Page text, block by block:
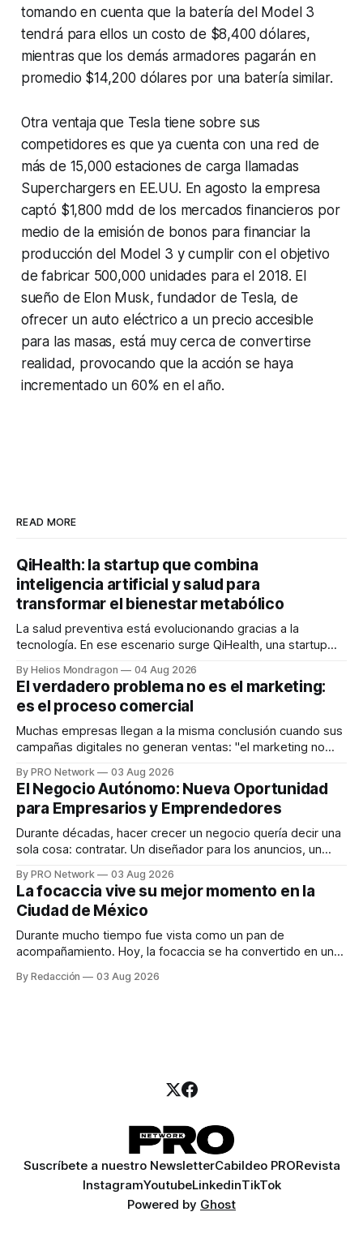
tomando en cuenta que la batería del Model 3
tendrá para ellos un costo de $8,400 dólares,
mientras que los demás armadores pagarán en
promedio $14,200 dólares por una batería similar.
Otra ventaja que Tesla tiene sobre sus
competidores es que ya cuenta con una red de
más de 15,000 estaciones de carga llamadas
Superchargers en EE.UU. En agosto la empresa
captó $1,800 mdd de los mercados financieros por
medio de la emisión de bonos para financiar la
producción del Model 3 y cumplir con el objetivo
de fabricar 500,000 unidades para el 2018. El
sueño de Elon Musk, fundador de Tesla, de
ofrecer un auto eléctrico a un precio accesible
para las masas, está muy cerca de convertirse
realidad, provocando que la acción se haya
incrementado un 60% en el año.
READ MORE
QiHealth: la startup que combina
inteligencia artificial y salud para
transformar el bienestar metabólico
La salud preventiva está evolucionando gracias a la
tecnología. En ese escenario surge QiHealth, una startup
dispositivos inteligentes, inteligencia artificial y monitoreo
en tiempo real para ayudar a las personas a tomar mejores
decisiones sobre su salud metabólica. Su propuesta busca
responder
By Helios Mondragon 04 Aug 2026
El verdadero problema no es el marketing:
es el proceso comercial
Muchas empresas llegan a la misma conclusión cuando sus
campañas digitales no generan ventas: "el marketing no
INTERIUS, el problema suele estar en otro lugar. Durante
una entrevista para el podcast SER PRO, el especialista en
marketing digital explicó que
By PRO Network 03 Aug 2026
El Negocio Autónomo: Nueva Oportunidad
para Empresarios y Emprendedores
Durante décadas, hacer crecer un negocio quería decir una
sola cosa: contratar. Un diseñador para los anuncios, un
para los textos, alguien que supiera de publicidad digital
para encontrar prospectos, un vendedor para atender
llamadas y mensajes, y —con suerte— una persona
By PRO Network 03 Aug 2026
La focaccia vive su mejor momento en la
Ciudad de México
Durante mucho tiempo fue vista como un pan de
acompañamiento. Hoy, la focaccia se ha convertido en uno
artesanal, ingredientes de calidad y experiencias que
By Redacción 03 Aug 2026
Suscríbete a nuestro NewsletterCabildeo PRORevista
InstagramYoutubeLinkedinTikTok
Powered by Ghost